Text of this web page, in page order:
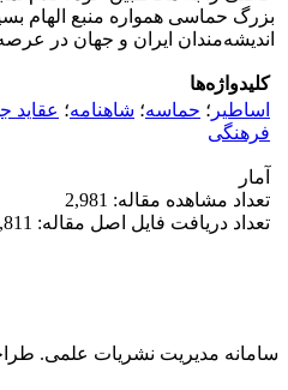
بزرگ حماسی همواره منبع الهام
اندیشه‌مندان ایران و جهان در
کلیدواژه‌ها
اساطیر ؛ حماسه؛ شاهنامه؛ عقاید
فرهنگی
آمار
تعداد مشاهده مقاله: 2,981
تعداد دریافت فایل اصل مقاله: 2,811
سامانه مدیریت نشریات علمی.